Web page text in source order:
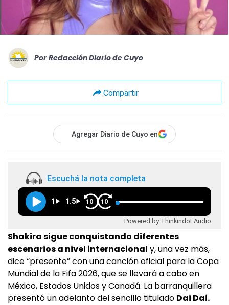
Por Redacción Diario de Cuyo
Compartir
Agregar Diario de Cuyo en
Escuchá la nota completa
1 1.5 10 10
Powered by Thinkindot Audio
Shakira sigue conquistando diferentes
escenarios a nivel internacional y, una vez más,
dice “presente” con una canción oficial para la Copa
Mundial de la Fifa 2026, que se llevará a cabo en
México, Estados Unidos y Canadá. La barranquillera
presentó un adelanto del sencillo titulado Dai Dai.